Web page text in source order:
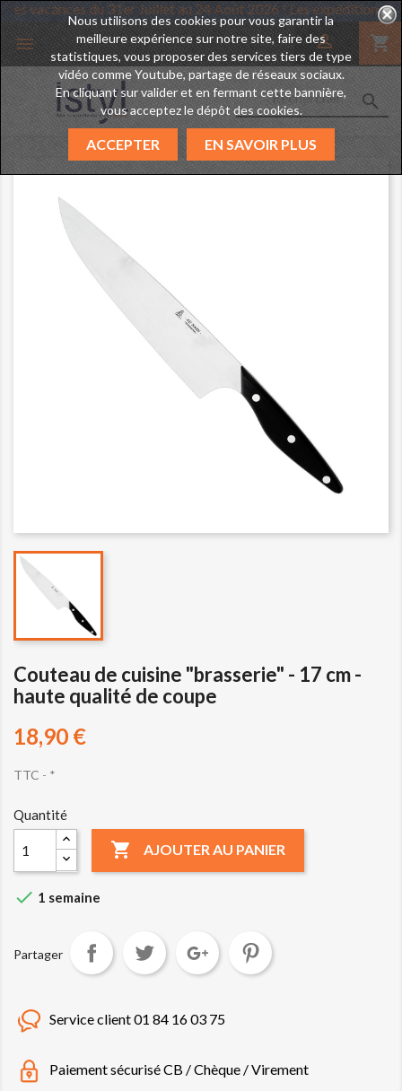
prend des vacances du 31er Juillet au 24 Août 2026 ! Les
 shopping_cart


Nous utilisons des cookies pour vous garantir la
meilleure expérience sur notre site, faire des
statistiques, vous proposer des services tiers de type
vidéo comme Youtube, partage de réseaux sociaux.
En cliquant sur valider et en fermant cette bannière,
vous acceptez le dépôt des cookies.
ACCEPTER EN SAVOIR PLUS
Couteau de cuisine "brasserie" - 17 cm -
haute qualité de coupe
18,90 €
TTC *
Quantité
 AJOUTER AU PANIER
 1 semaine
Partager
Service client 01 84 16 03 75
Paiement sécurisé CB / Chèque / Virement